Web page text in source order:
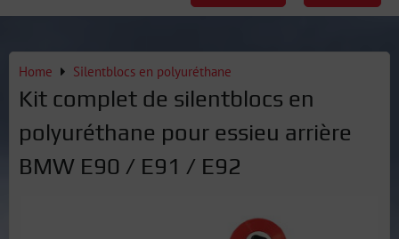
Home Silentblocs en polyuréthane
Kit complet de silentblocs en
polyuréthane pour essieu arrière
BMW E90 / E91 / E92